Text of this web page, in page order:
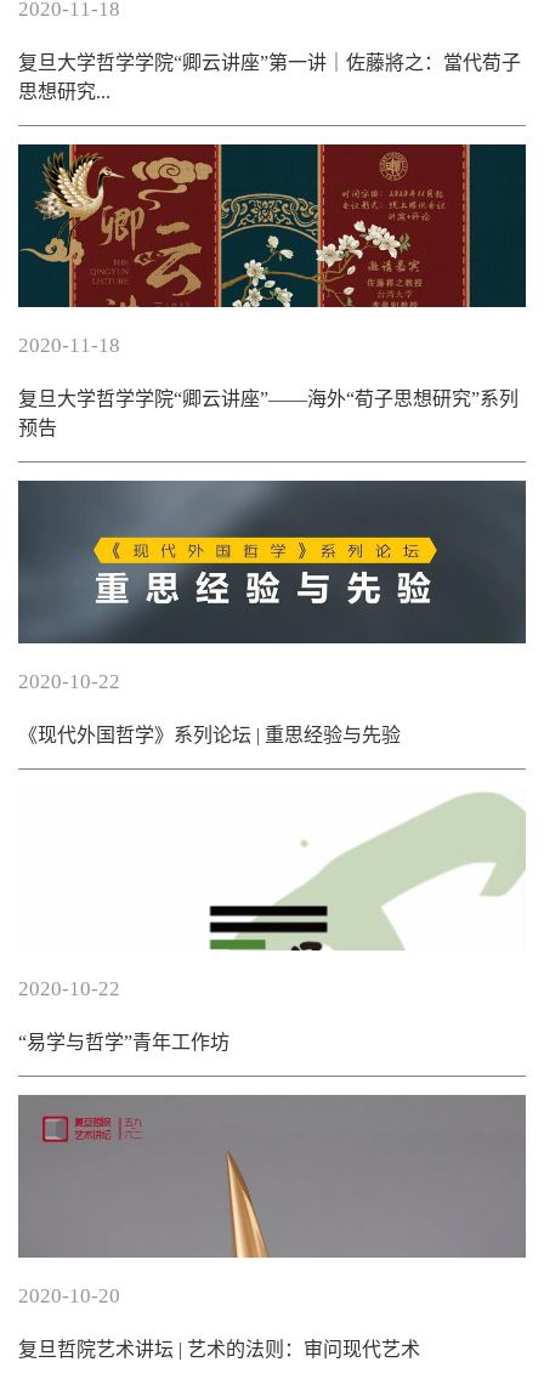
2020-11-18
复旦大学哲学学院“卿云讲座”第一讲｜佐藤將之：當代荀子
思想研究...
2020-11-18
复旦大学哲学学院“卿云讲座”——海外“荀子思想研究”系列
预告
2020-10-22
《现代外国哲学》系列论坛 | 重思经验与先验
2020-10-22
“易学与哲学”青年工作坊
2020-10-20
复旦哲院艺术讲坛 | 艺术的法则：审问现代艺术